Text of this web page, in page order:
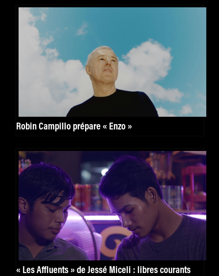
Robin Campillo prépare « Enzo »
« Les Affluents » de Jessé Miceli : libres courants